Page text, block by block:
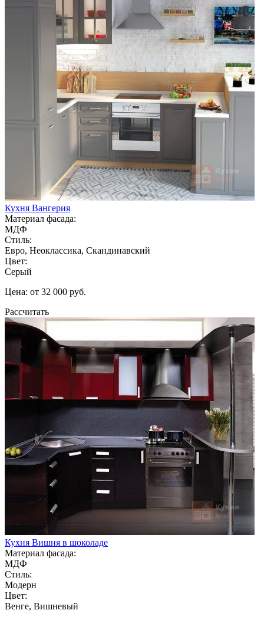
Кухня Вангерия
Материал фасада:
МДФ
Стиль:
Евро, Неоклассика, Скандинавский
Цвет:
Серый
Цена: от 32 000 руб.
Рассчитать
Кухня Вишня в шоколаде
Материал фасада:
МДФ
Стиль:
Модерн
Цвет:
Венге, Вишневый